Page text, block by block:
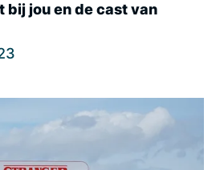
bij jou en de cast van